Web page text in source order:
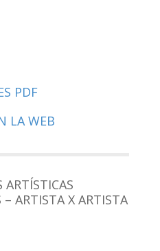
PDF
LA WEB
ARTÍSTICAS
ARTISTA X ARTISTA